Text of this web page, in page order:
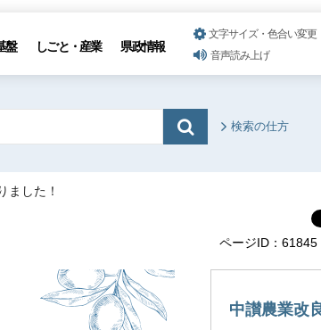
盤 しごと・産業 県政情報
文字サイズ・色合い変更
音声読み上げ
検索の仕方
ました！
ページID：61845
中讃農業改